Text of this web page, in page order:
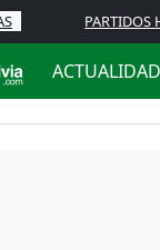
PARTIDOS
ACTUALIDAD